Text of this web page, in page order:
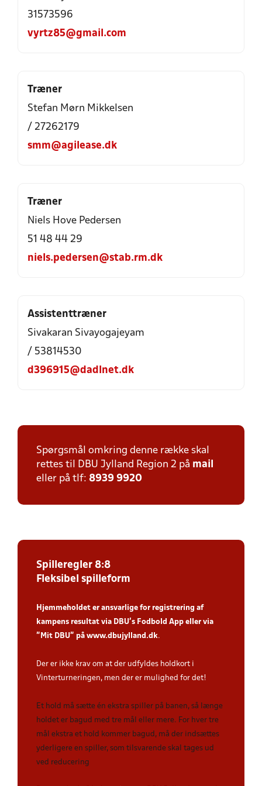
31573596
vyrtz85@gmail.com
Træner
Stefan Mørn Mikkelsen
/ 27262179
smm@agilease.dk
Træner
Niels Hove Pedersen
51 48 44 29
niels.pedersen@stab.rm.dk
Assistenttræner
Sivakaran Sivayogajeyam
/ 53814530
d396915@dadlnet.dk
Spørgsmål omkring denne række skal
rettes til DBU Jylland Region 2 på mail
eller på tlf: 8939 9920
Spilleregler 8:8
Fleksibel spilleform
Hjemmeholdet er ansvarlige for registrering af
kampens resultat via DBU’s Fodbold App eller via
”Mit DBU” på www.dbujylland.dk.
Der er ikke krav om at der udfyldes holdkort i
Vinterturneringen, men der er mulighed for det!
Et hold må sætte én ekstra spiller på banen, så længe
holdet er bagud med tre mål eller mere. For hver tre
mål ekstra et hold kommer bagud, må der indsættes
yderligere en spiller, som tilsvarende skal tages ud
ved reducering